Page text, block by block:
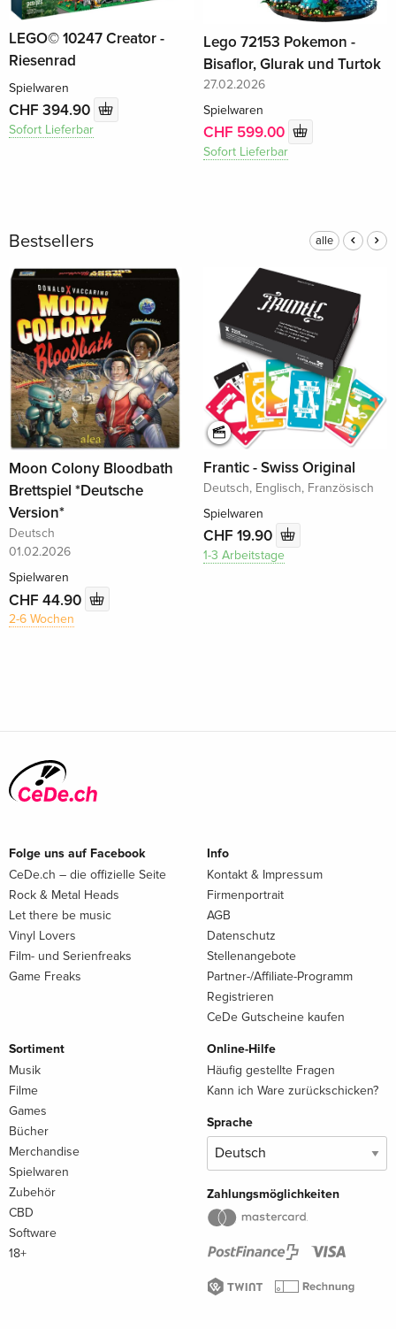
LEGO© 10247 Creator -
Riesenrad
Spielwaren
CHF 394.90
Sofort Lieferbar
Lego 72153 Pokemon -
Bisaflor, Glurak und Turtok
27.02.2026
Spielwaren
CHF 599.00
Sofort Lieferbar
Bestsellers alle
Moon Colony Bloodbath
Brettspiel *Deutsche
Version*
Deutsch
01.02.2026
Spielwaren
CHF 44.90
2-6 Wochen
Frantic - Swiss Original
Deutsch, Englisch, Französisch
Spielwaren
CHF 19.90
1-3 Arbeitstage
Folge uns auf Facebook
CeDe.ch – die offizielle Seite
Rock & Metal Heads
Let there be music
Vinyl Lovers
Film- und Serienfreaks
Game Freaks
Info
Kontakt & Impressum
Firmenportrait
AGB
Datenschutz
Stellenangebote
Partner-/Affiliate-Programm
Registrieren
CeDe Gutscheine kaufen
Sortiment
Musik
Filme
Games
Bücher
Merchandise
Spielwaren
Zubehör
CBD
Software
18+
Online-Hilfe
Häufig gestellte Fragen
Kann ich Ware zurückschicken?
Sprache
Zahlungsmöglichkeiten